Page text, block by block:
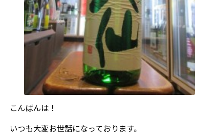
こんばんは！
いつも大変お世話になっております。